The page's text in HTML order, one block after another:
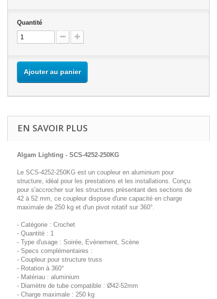
Quantité
Ajouter au panier
EN SAVOIR PLUS
Algam Lighting - SCS-4252-250KG
Le SCS-4252-250KG est un coupleur en aluminium pour
structure, idéal pour les prestations et les installations. Conçu
pour s'accrocher sur les structures présentant des sections de
42 à 52 mm, ce coupleur dispose d'une capacité en charge
maximale de 250 kg et d'un pivot rotatif sur 360°.
- Catégorie : Crochet
- Quantité : 1
- Type d'usage : Soirée, Evènement, Scène
- Specs complémentaires :
- Coupleur pour structure truss
- Rotation à 360°
- Matériau : aluminium
- Diamètre de tube compatible : Ø42-52mm
- Charge maximale : 250 kg